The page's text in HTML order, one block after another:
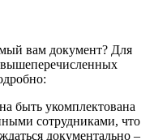
вам документ? Для
вышеперечисленных
быть укомплектована
сотрудниками, что
документально –